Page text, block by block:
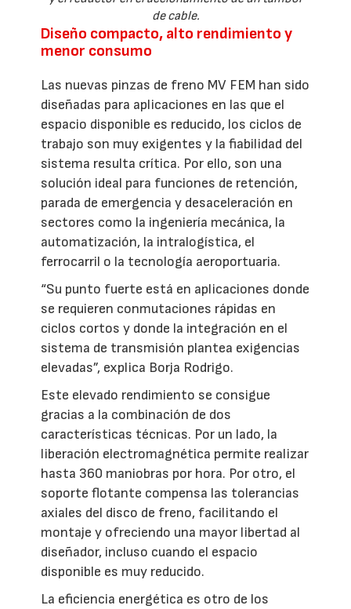
de cable.
Diseño compacto, alto rendimiento y
menor consumo
Las nuevas pinzas de freno MV FEM han sido
diseñadas para aplicaciones en las que el
espacio disponible es reducido, los ciclos de
trabajo son muy exigentes y la fiabilidad del
sistema resulta crítica. Por ello, son una
solución ideal para funciones de retención,
parada de emergencia y desaceleración en
sectores como la ingeniería mecánica, la
automatización, la intralogística, el
ferrocarril o la tecnología aeroportuaria.
“Su punto fuerte está en aplicaciones donde
se requieren conmutaciones rápidas en
ciclos cortos y donde la integración en el
sistema de transmisión plantea exigencias
elevadas”, explica Borja Rodrigo.
Este elevado rendimiento se consigue
gracias a la combinación de dos
características técnicas. Por un lado, la
liberación electromagnética permite realizar
hasta 360 maniobras por hora. Por otro, el
soporte flotante compensa las tolerancias
axiales del disco de freno, facilitando el
montaje y ofreciendo una mayor libertad al
diseñador, incluso cuando el espacio
disponible es muy reducido.
La eficiencia energética es otro de los